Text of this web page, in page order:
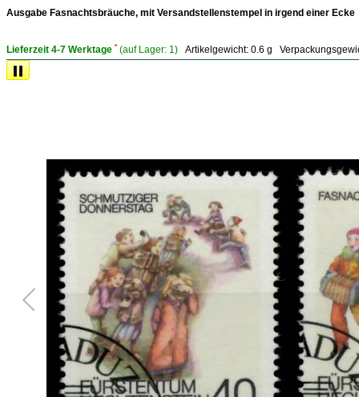
Ausgabe Fasnachtsbräuche, mit Versandstellenstempel in irgend einer Ecke
Lieferzeit 4-7 Werktage * (auf Lager: 1) Artikelgewicht: 0.6 g